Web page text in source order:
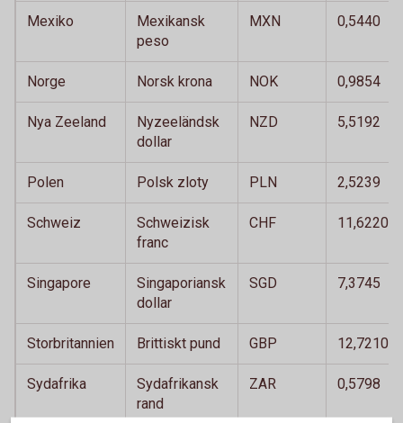
Mexiko
Mexikansk
peso
MXN 0,5440
Norge Norsk krona NOK 0,9854
Nya Zeeland
Nyzeeländsk
dollar
NZD 5,5192
Polen Polsk zloty PLN 2,5239
Schweiz
Schweizisk
franc
CHF 11,6220
Singapore
Singaporiansk
dollar
SGD 7,3745
Storbritannien Brittiskt pund GBP 12,7210
Sydafrika
Sydafrikansk
rand
ZAR 0,5798